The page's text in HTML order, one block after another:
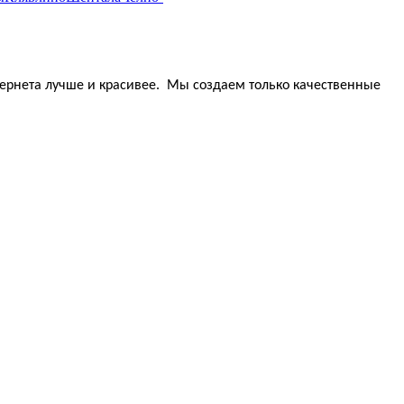
лучше и красивее. Мы создаем только качественные